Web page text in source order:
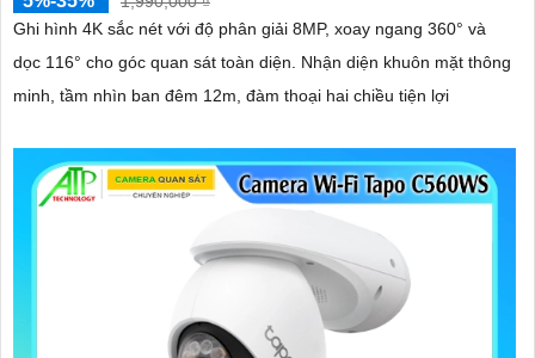
Ghi hình 4K sắc nét với độ phân giải 8MP, xoay ngang 360° và
dọc 116° cho góc quan sát toàn diện. Nhận diện khuôn mặt thông
minh, tầm nhìn ban đêm 12m, đàm thoại hai chiều tiện lợi